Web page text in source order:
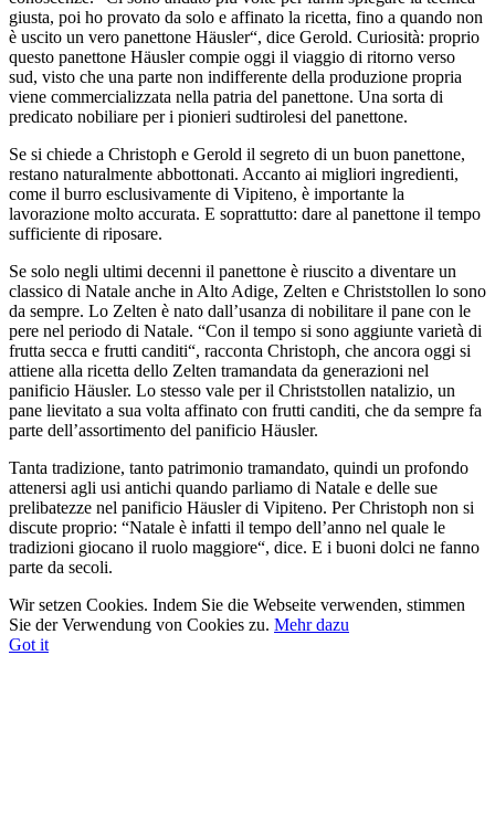
giusta, poi ho provato da solo e affinato la ricetta, fino a quando non
è uscito un vero panettone Häusler“, dice Gerold. Curiosità: proprio
questo panettone Häusler compie oggi il viaggio di ritorno verso
sud, visto che una parte non indifferente della produzione propria
viene commercializzata nella patria del panettone. Una sorta di
predicato nobiliare per i pionieri sudtirolesi del panettone.
Se si chiede a Christoph e Gerold il segreto di un buon panettone,
restano naturalmente abbottonati. Accanto ai migliori ingredienti,
come il burro esclusivamente di Vipiteno, è importante la
lavorazione molto accurata. E soprattutto: dare al panettone il tempo
sufficiente di riposare.
Se solo negli ultimi decenni il panettone è riuscito a diventare un
classico di Natale anche in Alto Adige, Zelten e Christstollen lo sono
da sempre. Lo Zelten è nato dall’usanza di nobilitare il pane con le
pere nel periodo di Natale. “Con il tempo si sono aggiunte varietà di
frutta secca e frutti canditi“, racconta Christoph, che ancora oggi si
attiene alla ricetta dello Zelten tramandata da generazioni nel
panificio Häusler. Lo stesso vale per il Christstollen natalizio, un
pane lievitato a sua volta affinato con frutti canditi, che da sempre fa
parte dell’assortimento del panificio Häusler.
Tanta tradizione, tanto patrimonio tramandato, quindi un profondo
attenersi agli usi antichi quando parliamo di Natale e delle sue
prelibatezze nel panificio Häusler di Vipiteno. Per Christoph non si
discute proprio: “Natale è infatti il tempo dell’anno nel quale le
tradizioni giocano il ruolo maggiore“, dice. E i buoni dolci ne fanno
parte da secoli.
Wir setzen Cookies. Indem Sie die Webseite verwenden, stimmen
Sie der Verwendung von Cookies zu. Mehr dazu
Got it